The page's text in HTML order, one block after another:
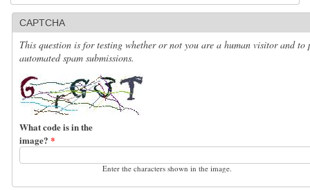
CAPTCHA
This question is for testing whether or not you are a human visitor and to
automated spam submissions.
What code is in the
image? *
Enter the characters shown in the image.